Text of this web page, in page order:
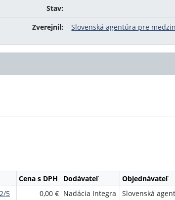
Stav:
Zverejnil:
Slovenská agentúra pre
Cena s DPH Dodávateľ Objednávateľ
5
0,00 € Nadácia Integra Slovenská